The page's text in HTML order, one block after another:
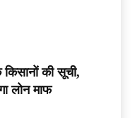
की सूची,
लोन माफ